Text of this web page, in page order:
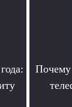
Почему